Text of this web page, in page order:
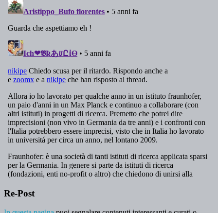
Re-Post